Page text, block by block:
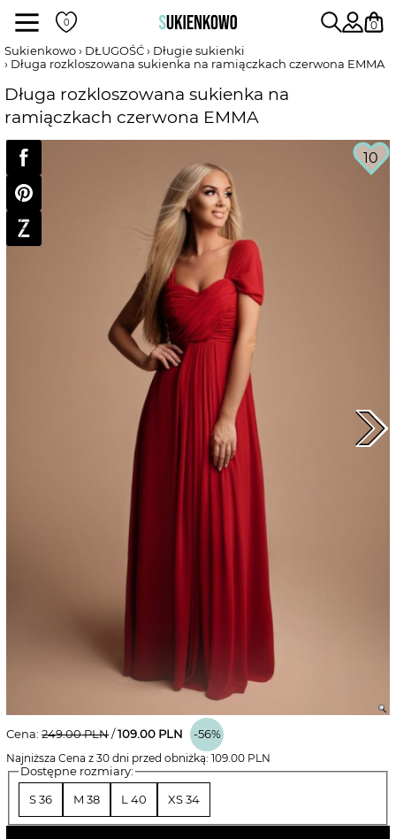
Sukienki
WEDŁUG KOLORU
0
Sukienkowo
DŁUGOŚĆ
Długie sukienki
Długa rozkloszowana sukienka na ramiączkach czerwona EMMA
Długa rozkloszowana sukienka na
ramiączkach czerwona EMMA
10
Cena:249.00PLN /109.00 PLN
-56%
Najniższa Cena z 30 dni przed obniżką:109.00 PLN
Dostępne rozmiary:
S 36 M 38 L 40 XS 34